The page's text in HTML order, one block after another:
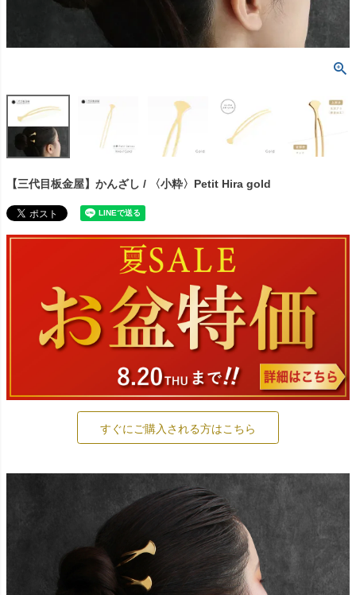
【三代目板金屋】かんざし / 〈小粋〉Petit Hira gold
すぐにご購入される方はこちら